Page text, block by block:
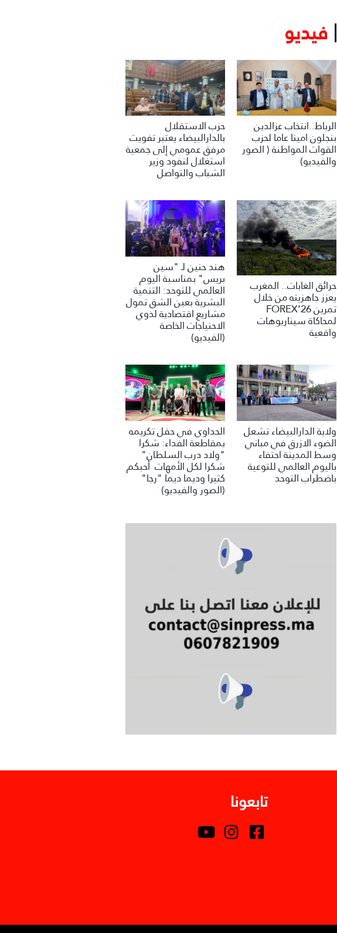
فيديو
الرباط..انتخاب عزالدين
بنجلون امينا عاما لحزب
القوات المواطنة ( الصور
والفيديو)
حزب الاستقلال
بالدارالبيضاء يعتبر تفويت
مرفق عمومي إلى جمعية
استغلال لنفود وزير
الشباب والتواصل
حرائق الغابات.. المغرب
يعزز جاهزيته من خلال
تمرين FOREX’26
لمحاكاة سيناريوهات
واقعية
هند حنين لـ "سين
بريس" بمناسبة اليوم
العالمي للتوحد: التنمية
البشرية بعين الشق تمول
مشاريع اقتصادية لذوي
الاحنياجات الخاصة
(الفيديو)
ولاية الدارالبيضاء تشعل
الضوء الازرق في مباني
وسط المدينة احتفاء
باليوم العالمي للتوعية
باضطراب التوحد
الحداوي في حفل تكريمه
بمقاطعة الفداء: شكرا
"ولاد درب السلطان"
شكرا لكل الأمهات أحبكم
كثيرا وديما ديما "رجا"
(الصور والفيديو)
تابعونا